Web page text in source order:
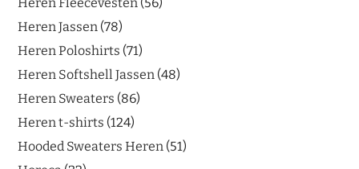
Heren Jassen 78
Heren Poloshirts 71
Heren Softshell Jassen 48
Heren Sweaters 86
Heren t-shirts 124
Hooded Sweaters Heren 51